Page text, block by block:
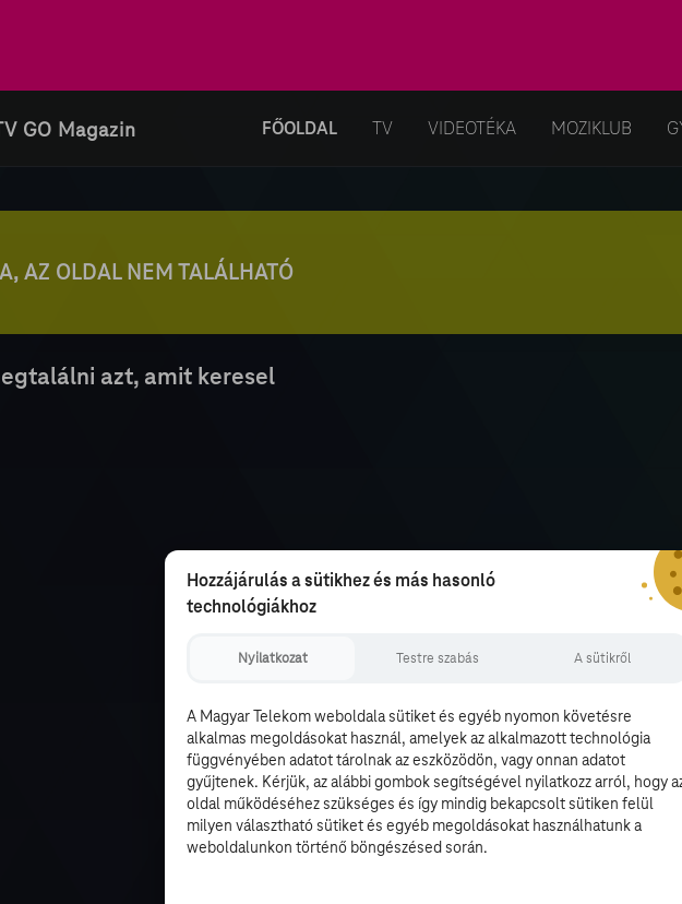
GO Magazin FŐOLDAL TV VIDEOTÉKA MOZIKLUB
AZ OLDAL NEM TALÁLHATÓ
azt, amit keresel
Hozzájárulás a sütikhez és más hasonló
technológiákhoz
Nyilatkozat Testre szabás A sütikről
A Magyar Telekom weboldala sütiket és egyéb nyomon követésre
alkalmas megoldásokat használ, amelyek az alkalmazott technológia
függvényében adatot tárolnak az eszközödön, vagy onnan adatot
gyűjtenek. Kérjük, az alábbi gombok segítségével nyilatkozz arról, hogy
oldal működéséhez szükséges és így mindig bekapcsolt sütiken felül
milyen választható sütiket és egyéb megoldásokat használhatunk a
weboldalunkon történő böngészésed során.